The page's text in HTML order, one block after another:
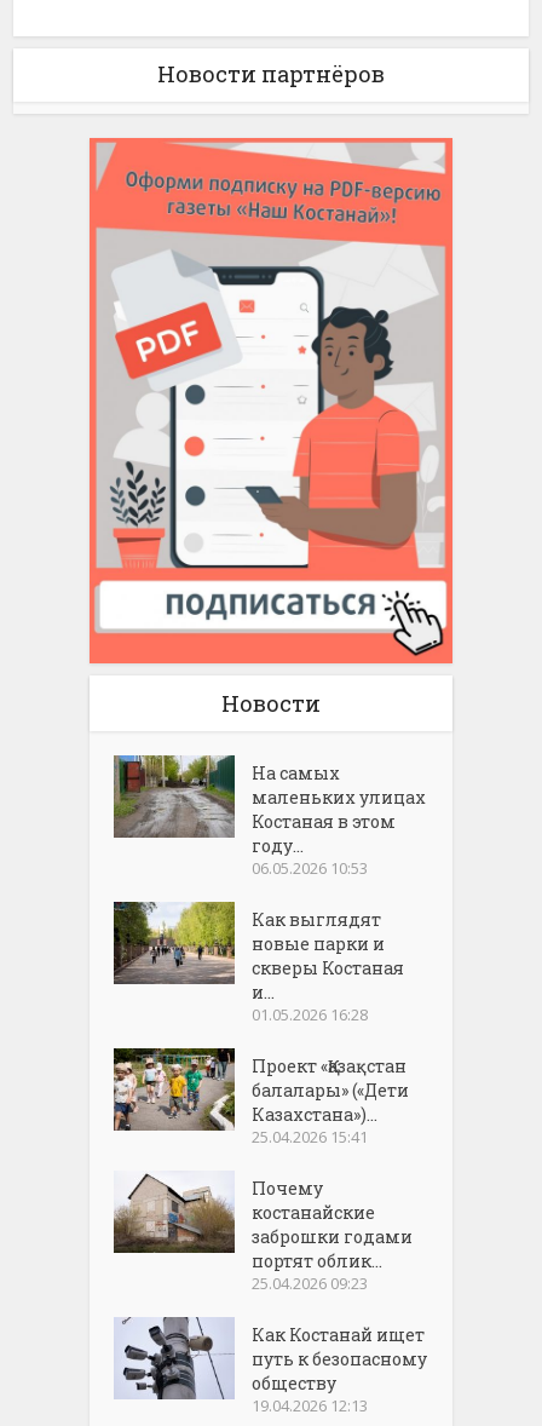
Новости партнёров
Новости
На самых
маленьких улицах
Костаная в этом
году...
06.05.2026 10:53
Как выглядят
новые парки и
скверы Костаная
и...
01.05.2026 16:28
Проект «Қазақстан
балалары» («Дети
Казахстана»)...
25.04.2026 15:41
Почему
костанайские
заброшки годами
портят облик...
25.04.2026 09:23
Как Костанай ищет
путь к безопасному
обществу
19.04.2026 12:13